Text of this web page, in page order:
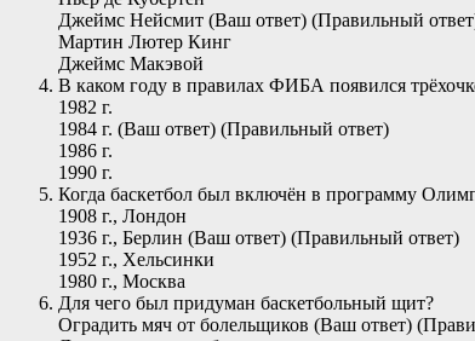
Джеймс Нейсмит (Ваш ответ) (Правильный
Мартин Лютер Кинг
Джеймс Макэвой
В каком году в правилах ФИБА появился
1982 г.
1984 г. (Ваш ответ) (Правильный ответ)
1986 г.
1990 г.
Когда баскетбол был включён в программу
1908 г., Лондон
1936 г., Берлин (Ваш ответ) (Правильный ответ)
1952 г., Хельсинки
1980 г., Москва
Для чего был придуман баскетбольный щит?
Оградить мяч от болельщиков (Ваш ответ)